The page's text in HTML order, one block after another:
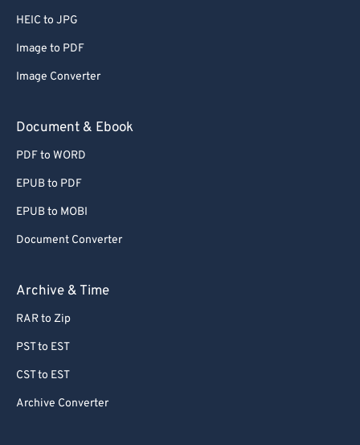
HEIC to JPG
Image to PDF
Image Converter
Document & Ebook
PDF to WORD
EPUB to PDF
EPUB to MOBI
Document Converter
Archive & Time
RAR to Zip
PST to EST
CST to EST
Archive Converter